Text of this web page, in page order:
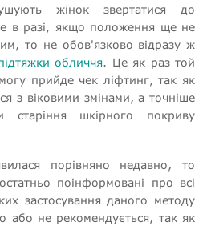
жінок звертатися до
в разі, якщо положення ще не
то не обов'язково відразу ж
обличчя. Це як раз той
прийде чек ліфтинг, так як
з віковими змінами, а точніше
старіння шкірного покриву
порівняно недавно, то
поінформовані про всі
застосування даного методу
або не рекомендується, так як